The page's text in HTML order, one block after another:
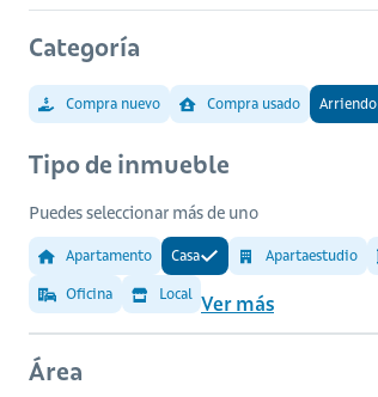
Categoría
Compra nuevo Compra usado Arriendo
Tipo de inmueble
Puedes seleccionar más de uno
Apartamento Casa Apartaestudio
Oficina Local Ver más
Área